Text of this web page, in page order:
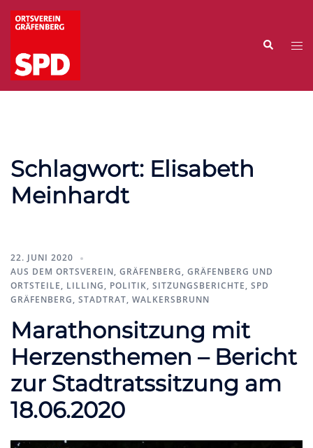
Zum
Inhalt
Suche
Schlagwort: Elisabeth
Meinhardt
22. JUNI 2020
AUS DEM ORTSVEREIN, GRÄFENBERG, GRÄFENBERG UND
ORTSTEILE, LILLING, POLITIK, SITZUNGSBERICHTE, SPD
GRÄFENBERG, STADTRAT, WALKERSBRUNN
Marathonsitzung mit
Herzensthemen – Bericht
zur Stadtratssitzung am
18.06.2020